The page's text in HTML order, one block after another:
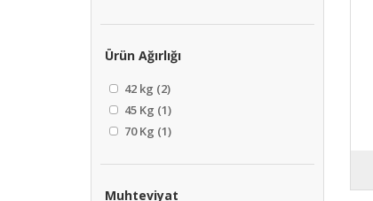
Ürün Ağırlığı
42 kg (2)
45 Kg (1)
70 Kg (1)
Muhteviyat